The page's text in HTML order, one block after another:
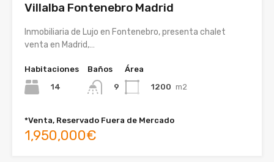
Villalba Fontenebro Madrid
Inmobiliaria de Lujo en Fontenebro, presenta chalet
venta en Madrid,…
Habitaciones
14
Baños
9
Área
1200 m2
*Venta, Reservado Fuera de Mercado
1,950,000€